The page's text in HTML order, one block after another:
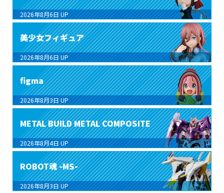
2026年8月6日 UP
美少女フィギュア
2026年8月6日 UP
figma
2026年8月3日 UP
METAL BUILD METAL COMPOSITE
2026年8月4日 UP
ROBOT魂 -MS-
2026年8月3日 UP